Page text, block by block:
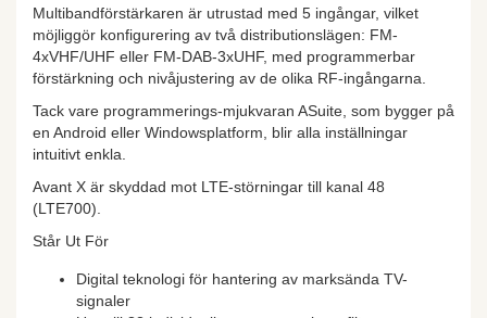
Multibandförstärkaren är utrustad med 5 ingångar, vilket
möjliggör konfigurering av två distributionslägen: FM-
4xVHF/UHF eller FM-DAB-3xUHF, med programmerbar
förstärkning och nivåjustering av de olika RF-ingångarna.
Tack vare programmerings-mjukvaran ASuite, som bygger på
en Android eller Windowsplatform, blir alla inställningar
intuitivt enkla.
Avant X är skyddad mot LTE-störningar till kanal 48
(LTE700).
Står Ut För
Digital teknologi för hantering av marksända TV-
signaler